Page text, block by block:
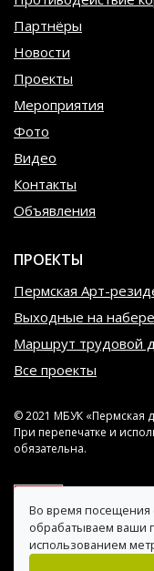
Партнёры
Новости
Проекты
Мероприятия
Фото
Видео
Контакты
Объявления
ПРОЕКТЫ
Пермская Арт-
Выходные на
Маршрут трудовой
Все проекты
© 2021 МБУК «Пермская
При перепечатке и
обязательна.
Во время посещения
обрабатываем ваши
использованием